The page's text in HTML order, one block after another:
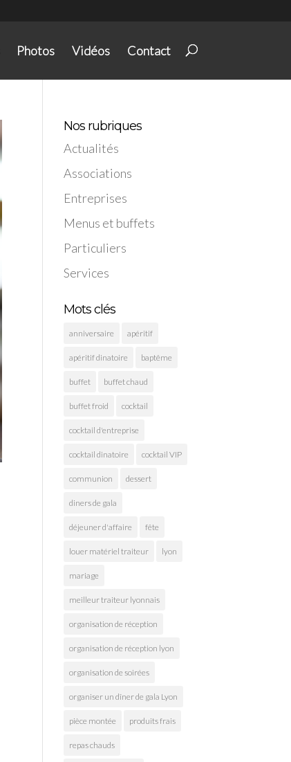
Photos Vidéos Contact
Nos rubriques
Actualités
Associations
Entreprises
Menus et buffets
Particuliers
Services
Mots clés
anniversaire apéritif
apéritif dinatoire baptême
buffet buffet chaud
buffet froid cocktail
cocktail d'entreprise
cocktail dinatoire cocktail VIP
communion dessert
diners de gala
déjeuner d'affaire fête
louer matériel traiteur lyon
mariage
meilleur traiteur lyonnais
organisation de réception
organisation de réception lyon
organisation de soirées
organiser un dîner de gala Lyon
pièce montée produits frais
repas chauds